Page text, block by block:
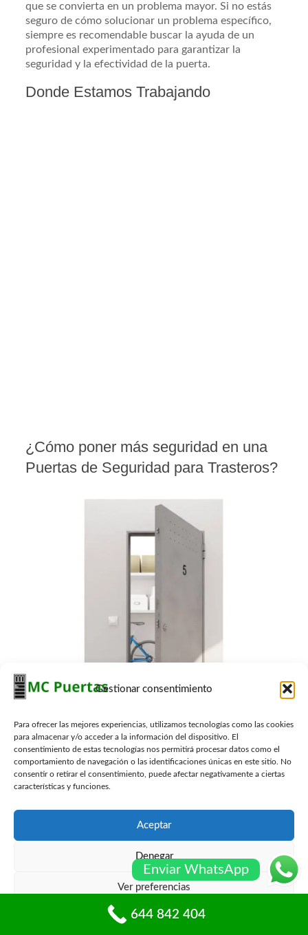
Gestionar consentimiento
Para ofrecer las mejores experiencias, utilizamos tecnologías como las cookies
para almacenar y/o acceder a la información del dispositivo. El
consentimiento de estas tecnologías nos permitirá procesar datos como el
comportamiento de navegación o las identificaciones únicas en este sitio. No
consentir o retirar el consentimiento, puede afectar negativamente a ciertas
características y funciones.
Aceptar
Denegar
Ver preferencias
Política de cookiesPolíticas de privacidad
que se convierta en un problema mayor. Si no estás
seguro de cómo solucionar un problema específico,
siempre es recomendable buscar la ayuda de un
profesional experimentado para garantizar la
seguridad y la efectividad de la puerta.
Donde Estamos Trabajando
¿Cómo poner más seguridad en una
Puertas de Seguridad para Trasteros?
Existen varias medidas que se pueden tomar para
aumentar la seguridad de una puerta de seguridad
Reforzar la estructura de la puerta
instalar una placa de refuerzo en el marco de la
puerta y reforzar las bisagras con tornillos más
Instalar cerraduras de seguridad: se pueden
instalar cerraduras de alta seguridad, como
cerraduras de cilindro o cerraduras multipunto,
Enviar WhatsApp
644 842 404